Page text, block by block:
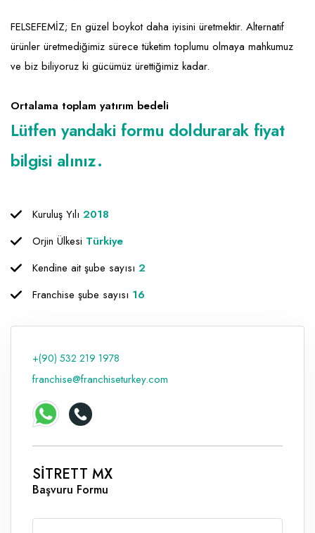
Ev Hizmetleri
Sağlık Güzellik
Market FMGC - Katlı Mağaza
Mobilya ve Ev Tekstili
Takı
Yapı Malzemesi - Hırdavat
Gayrimenkul
Gıda ve Sarf Malzemeleri
Giyim - Aksesuar
Hukuk - Marka - Patent ve Tercüme
Isıtma - Soğutma ve Havalandırma
Mali Kayıt ve Denetim
Reklam - Tanıtım - PR ve İnternet
Seyahat - Rent A Car
Tabela - Dijital Baskı
FELSEFEMİZ; En güzel boykot daha iyisini üretmektir. Alternatif
ürünler üretmediğimiz sürece tüketim toplumu olmaya mahkumuz
ve biz biliyoruz ki gücümüz ürettiğimiz kadar.
Ortalama toplam yatırım bedeli
Lütfen yandaki formu doldurarak fiyat
bilgisi alınız.
Kuruluş Yılı 2018
Orjin Ülkesi Türkiye
Kendine ait şube sayısı 2
Franchise şube sayısı 16
+(90) 532 219 1978
franchise@franchiseturkey.com
SİTRETT MX
Başvuru Formu